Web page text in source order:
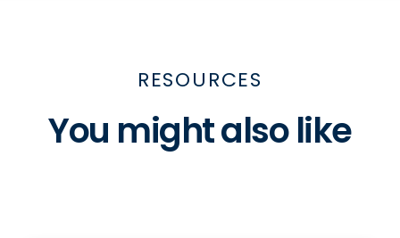
RESOURCES
You might also like